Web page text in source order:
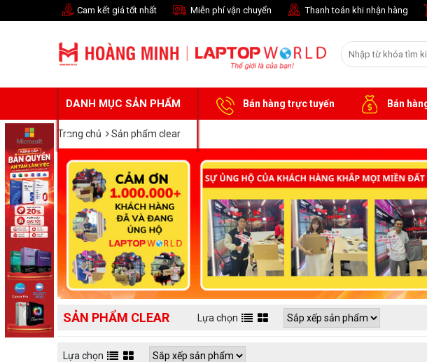
Cam kết giá tốt nhất Miễn phí vận chuyển Thanh toán khi nhận hàng
DANH MỤC SẢN PHẨM Bán hàng trực tuyến Bán
Trang chủ Sản phẩm clear
SẢN PHẨM CLEAR Lựa chọn
Lựa chọn